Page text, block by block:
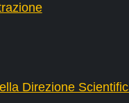
Direzione